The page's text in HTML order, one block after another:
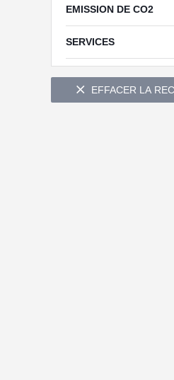
EMISSION DE CO2
SERVICES
 EFFACER LA